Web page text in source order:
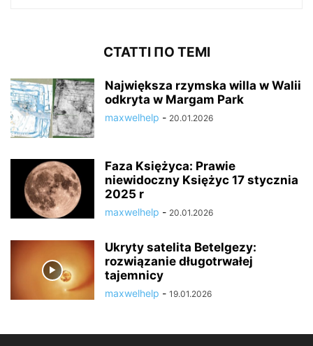
СТАТТІ ПО ТЕМІ
Największa rzymska willa w Walii
odkryta w Margam Park
maxwelhelp - 20.01.2026
Faza Księżyca: Prawie
niewidoczny Księżyc 17 stycznia
2025 r
maxwelhelp - 20.01.2026
Ukryty satelita Betelgezy:
rozwiązanie długotrwałej
tajemnicy
maxwelhelp - 19.01.2026